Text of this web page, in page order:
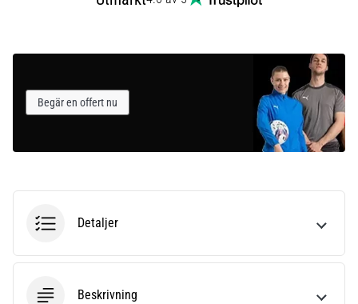
Begär en offert nu
Detaljer
Beskrivning